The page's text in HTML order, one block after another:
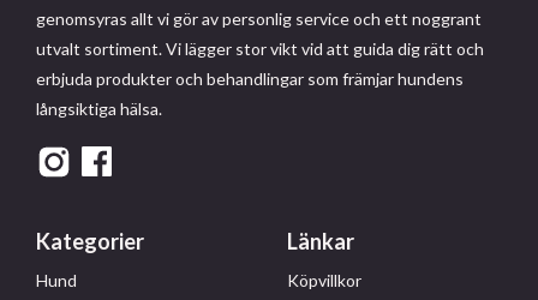
genomsyras allt vi gör av personlig service och ett noggrant
utvalt sortiment. Vi lägger stor vikt vid att guida dig rätt och
erbjuda produkter och behandlingar som främjar hundens
långsiktiga hälsa.
Kategorier
Hund
Länkar
Köpvillkor